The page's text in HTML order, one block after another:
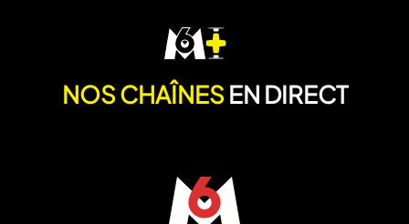
NOS CHAÎNESEN DIRECT